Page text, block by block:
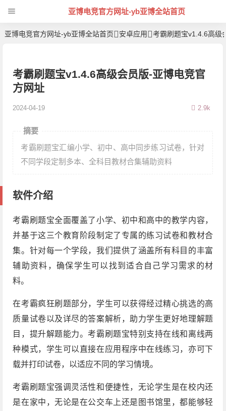
亚博电竞官方网址-yb亚博全站首页
亚博电竞官方网址-yb亚博全站首页 安卓应用 考霸刷题宝v1.4.6高级
考霸刷题宝v1.4.6高级会员版-亚博电竞官
方网址
2024-04-19 2.9k
摘要
考霸刷题宝汇编小学、初中、高中同步练习试卷，针对
不同学段定制多本、全科目教材合集辅助资料
软件介绍
考霸刷题宝全面覆盖了小学、初中和高中的教学内容，
并基于这三个教育阶段制定了专属的练习试卷和教材合
集。针对每一个学段，我们提供了涵盖所有科目的丰富
辅助资料，确保学生可以找到适合自己学习需求的材
料。
在考霸疯狂刷题部分，学生可以获得经过精心挑选的高
质量试卷以及详尽的答案解析，助力学生更好地理解题
目，提升解题能力。考霸刷题宝特别支持在线和离线两
种模式，学生可以直接在应用程序中在线练习，亦可下
载并打印试卷，以适应不同的学习情境。
考霸刷题宝强调灵活性和便捷性，无论学生是在校内还
是在家中，无论是在公交车上还是图书馆里，都能够轻